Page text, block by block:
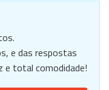
e das respostas
e total comodidade!